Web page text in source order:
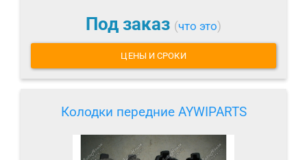
Под заказ (что это)
ЦЕНЫ И СРОКИ
Колодки передние AYWIPARTS